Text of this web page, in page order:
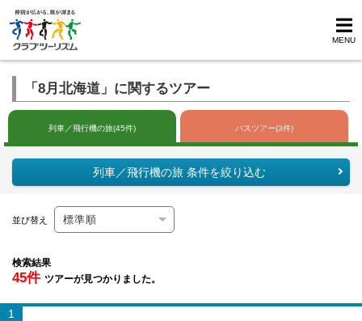
MENU
「8月北海道」に関するツアー
列車／飛行機の旅(45件) バスツアー(3件)
列車／飛行機の旅 条件を絞り込む
並び替え
検索結果
45件 ツアーが見つかりました。
1